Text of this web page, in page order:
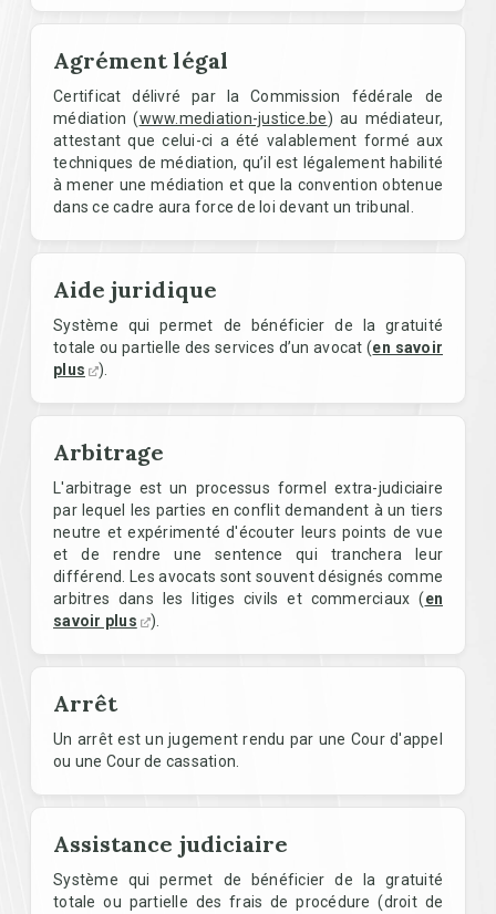
Agrément légal
Certificat délivré par la Commission fédérale de
médiation (www.mediation-justice.be) au médiateur,
attestant que celui-ci a été valablement formé aux
techniques de médiation, qu’il est légalement habilité
à mener une médiation et que la convention obtenue
dans ce cadre aura force de loi devant un tribunal.
Aide juridique
Système qui permet de bénéficier de la gratuité
totale ou partielle des services d’un avocat (en savoir
plus
).
Arbitrage
L'arbitrage est un processus formel extra-judiciaire
par lequel les parties en conflit demandent à un tiers
neutre et expérimenté d'écouter leurs points de vue
et de rendre une sentence qui tranchera leur
différend. Les avocats sont souvent désignés comme
arbitres dans les litiges civils et commerciaux (en
savoir plus
).
Arrêt
Un arrêt est un jugement rendu par une Cour d'appel
ou une Cour de cassation.
Assistance judiciaire
Système qui permet de bénéficier de la gratuité
totale ou partielle des frais de procédure (droit de